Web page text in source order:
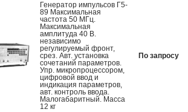
Генератор импульсов Г5-
89 Максимальная
частота 50 МГц.
Максимальная
амплитуда 40 В.
независимо
регулируемый фронт,
срез. Авт. установка
сочетаний параметров.
Упр. микропроцессором,
цифровой ввод и
индикация параметров,
авт. контроль ввода.
Малогабаритный. Масса
12 кг
По запросу